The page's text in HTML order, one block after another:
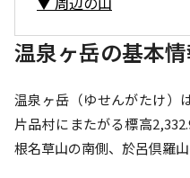
温泉ヶ岳の基本
温泉ヶ岳（ゆせんがたけ）
片品村にまたがる標高
根名草山の南側、於呂倶羅